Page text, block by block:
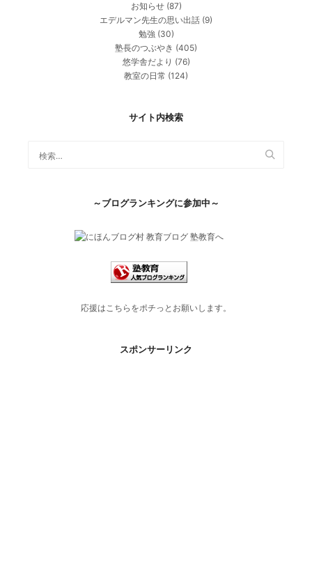
お知らせ(87)
エデルマン先生の思い出話 (9)
勉強 (30)
塾長のつぶやき (405)
悠学舎だより (76)
教室の日常 (124)
サイト内検索
～ブログランキングに参加中～
応援はこちらをポチっとお願いします。
スポンサーリンク